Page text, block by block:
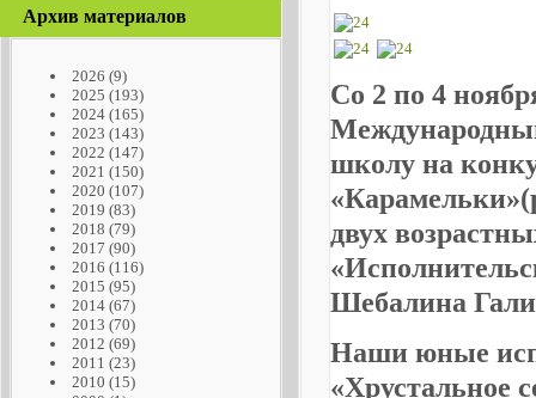
Архив материалов
2026 (9)
2025 (193)
2024(165)
2023 (143)
2022 (147)
2021 (150)
2020 (107)
2019 (83)
2018 (79)
2017 (90)
2016 (116)
2015 (95)
2014(67)
2013 (70)
2012 (69)
2011 (23)
2010 (15)
Со 2 по 4
школу на
«Карамельки»
двух
Шебалина
Наши юные
«Хрустальное